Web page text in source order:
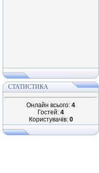
СТАТИСТИКА
Онлайн всього: 4
Гостей: 4
Користувачів: 0